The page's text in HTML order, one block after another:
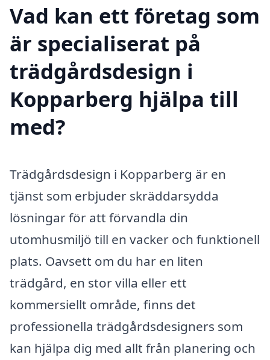
Vad kan ett företag som
är specialiserat på
trädgårdsdesign i
Kopparberg hjälpa till
med?
Trädgårdsdesign i Kopparberg är en
tjänst som erbjuder skräddarsydda
lösningar för att förvandla din
utomhusmiljö till en vacker och funktionell
plats. Oavsett om du har en liten
trädgård, en stor villa eller ett
kommersiellt område, finns det
professionella trädgårdsdesigners som
kan hjälpa dig med allt från planering och